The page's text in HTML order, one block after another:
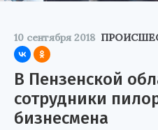
10 сентября 2018
В Пензенской
сотрудники
бизнесмена